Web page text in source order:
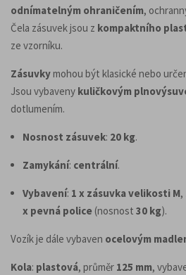
odnímatelným ohraničením,
Čela zásuvek jsou z kompaktního
ze vzorníku.
Zásuvkymohou být klasické nebo
Jsou vybaveny kuličkovým
dotlumením.
Nosnost zásuvek: 20 kg.
Zamykání: centrální.
Vybavení: 1 x zásuvka velikosti M,
x pevná police (nosnost 30 kg).
Vozík je dále vybaven ocelovým
Kola: plastová, průměr 125 mm,